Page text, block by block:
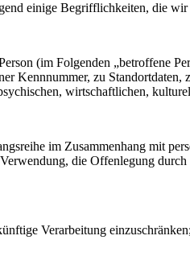
einige Begrifflichkeiten, die
(im Folgenden „betroffene
Kennnummer, zu
wirtschaftlichen,
im Zusammenhang mit
die Offenlegung
Verarbeitung einzuschränken;